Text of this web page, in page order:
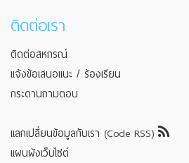
ติดต่อเรา
ติดต่อสหกรณ์
แจ้งข้อเสนอแนะ / ร้องเรียน
กระดานถามตอบ
แลกเปลี่ยนข้อมูลกับเรา (Code RSS)
แผนผังเว็บไซต์